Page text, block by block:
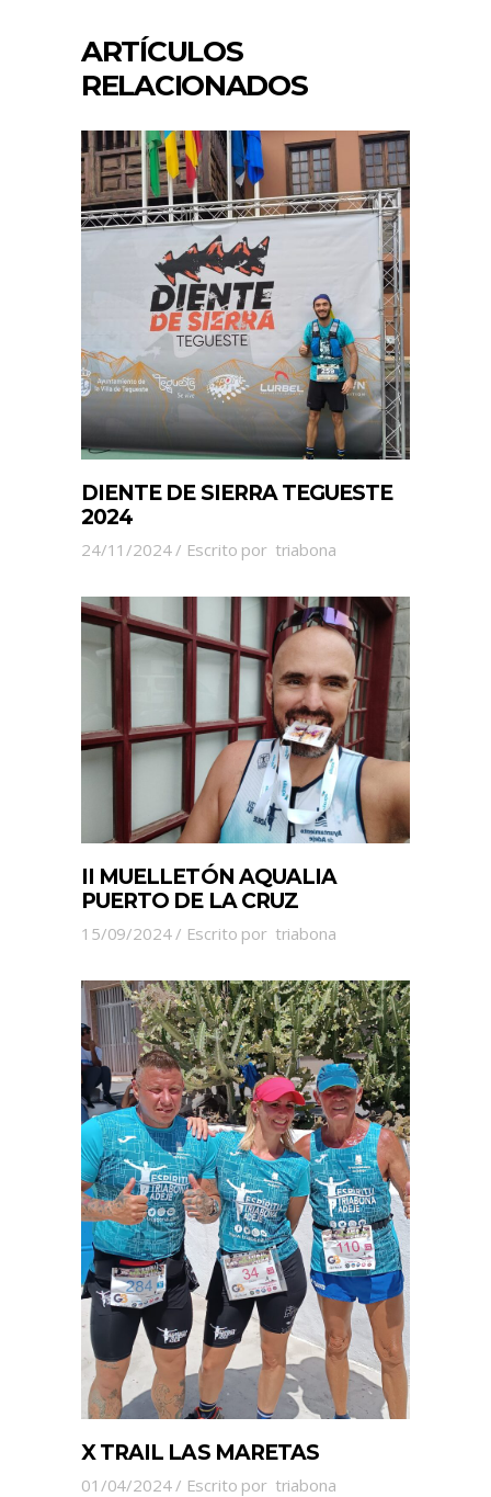
ARTÍCULOS
RELACIONADOS
DIENTE DE SIERRA TEGUESTE
2024
24/11/2024 Escrito por triabona
II MUELLETÓN AQUALIA
PUERTO DE LA CRUZ
15/09/2024 Escrito por triabona
X TRAIL LAS MARETAS
01/04/2024 Escrito por triabona